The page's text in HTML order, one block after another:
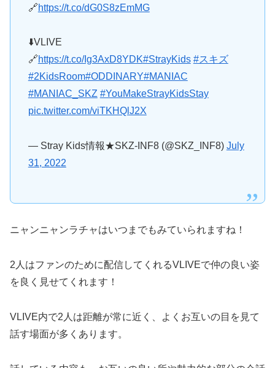
🔗https://t.co/dG0S8zEmMG
⬇️VLIVE
🔗https://t.co/Ig3AxD8YDK#StrayKids #スキズ
#2KidsRoom#ODDINARY#MANIAC
#MANIAC_SKZ #YouMakeStrayKidsStay
pic.twitter.com/viTKHQlJ2X
— Stray Kids情報★SKZ-INF8 (@SKZ_INF8) July
31, 2022
ニャンニャンラチャはいつまでもみていられますね！
2人はファンのために配信してくれるVLIVEで仲の良い姿
を良く見せてくれます！
VLIVE内で2人は距離が常に近く、よくお互いの目を見て
話す場面が多くあります。